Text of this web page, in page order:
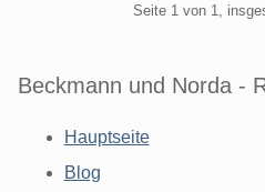
Seite 1 von 1,
Beckmann und Norda -
Hauptseite
Blog